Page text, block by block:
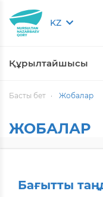
KZ
Құрылтайшысы
Басты бет Жобалар
ЖОБАЛАР
Бағытты